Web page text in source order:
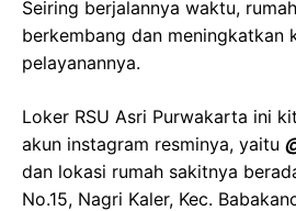
Seiring berjalannya waktu,
berkembang dan meningkatkan
pelayanannya.
Loker RSU Asri Purwakarta ini
akun instagram resminya, yaitu
dan lokasi rumah sakitnya
No.15, Nagri Kaler, Kec.